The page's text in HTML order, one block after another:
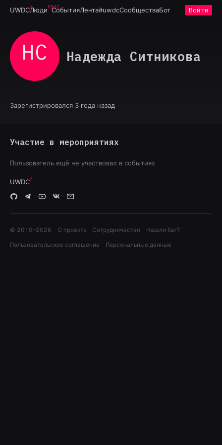
UWDCЛюди6932
СобытияЛента#uwdcСообществаБот Войти
НС Надежда Ситникова
Зарегистрировался 3 года назад
Участие в мероприятиях
Пользователь ещё не участвовал в событиях
UWDC
© 2010–2026 О проекте Сотрудничество Нашли баг?
Пользовательское соглашение Персональные данные